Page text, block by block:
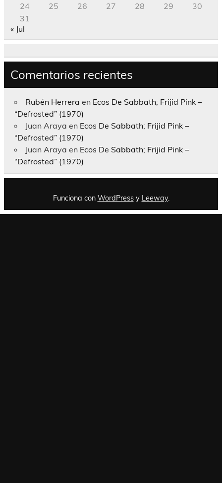
24
25 26 27 28 29
30
31
« Jul
Comentarios recientes
Rubén Herrera en Ecos De Sabbath; Frijid Pink –
“Defrosted” (1970)
Juan Araya en Ecos De Sabbath; Frijid Pink –
“Defrosted” (1970)
Juan Araya en Ecos De Sabbath; Frijid Pink –
“Defrosted” (1970)
Funciona con WordPressy Leeway.